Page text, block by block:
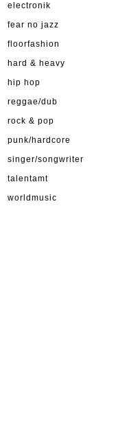
electronik
fear no jazz
floorfashion
hard & heavy
hip hop
reggae/dub
rock & pop
punk/hardcore
singer/songwriter
talentamt
worldmusic